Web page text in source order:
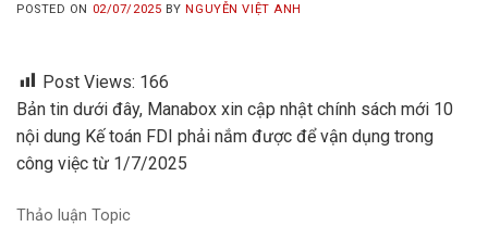
POSTED ON 02/07/2025 BYNGUYỄN VIỆT ANH
Post Views: 166
Bản tin dưới đây, Manabox xin cập nhật chính sách mới 10
nội dung Kế toán FDI phải nắm được để vận dụng trong
công việc từ 1/7/2025
Thảo luận Topic